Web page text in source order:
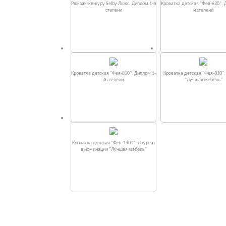
Рюкзак-кенгуру Selby Люкс. Диплом 1-й
степени
Кроватка детская "Фея-630".
й степени
Кроватка детская "Фея-810". Диплом 1-
й степени
Кроватка детская "Фея-
"Лучшая мебель"
Кроватка детская "Фея-1400". Лауреат
в номинации "Лучшая мебель"